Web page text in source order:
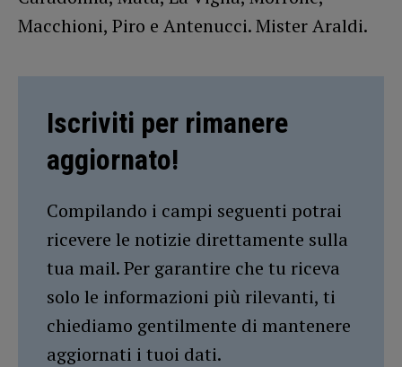
Macchioni, Piro e Antenucci. Mister Araldi.
Iscriviti per rimanere
aggiornato!
Compilando i campi seguenti potrai
ricevere le notizie direttamente sulla
tua mail. Per garantire che tu riceva
solo le informazioni più rilevanti, ti
chiediamo gentilmente di mantenere
aggiornati i tuoi dati.